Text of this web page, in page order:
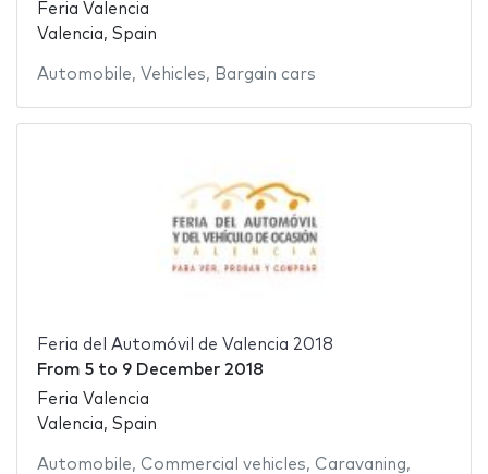
Feria Valencia
Valencia, Spain
Automobile, Vehicles, Bargain cars
Feria del Automóvil de Valencia 2018
From 5to 9 December 2018
Feria Valencia
Valencia, Spain
Automobile, Commercial vehicles, Caravaning,